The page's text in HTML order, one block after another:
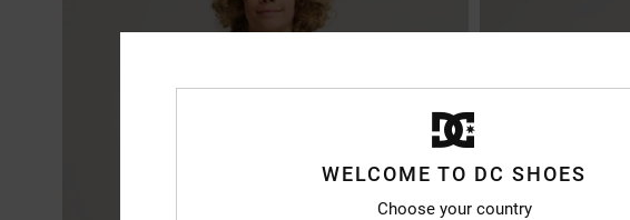
WELCOME TO DC SHOES
Choose your country